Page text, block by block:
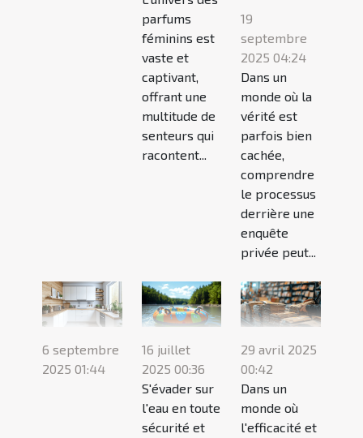
parfums
féminins est
vaste et
captivant,
offrant une
multitude de
senteurs qui
racontent...
19
septembre
2025 04:24
Dans un
monde où la
vérité est
parfois bien
cachée,
comprendre
le processus
derrière une
enquête
privée peut...
6 septembre
2025 01:44
16 juillet
2025 00:36
S'évader sur
l'eau en toute
sécurité et
29 avril 2025
00:42
Dans un
monde où
l'efficacité et